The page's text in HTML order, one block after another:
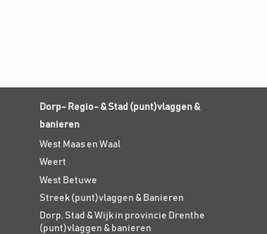
Dorp- Regio- & Stad (punt)vlaggen &
banieren
West Maas en Waal
Weert
West Betuwe
Streek (punt)vlaggen & Banieren
Dorp, Stad & Wijk in provincie Drenthe
(punt)vlaggen & banieren